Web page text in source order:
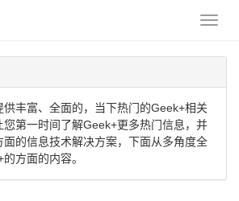
丰富、全面的，当下热门的Geek+相关
第一时间了解Geek+更多热门信息，并
面的信息技术解决方案，下面从多角度全
方面的内容。